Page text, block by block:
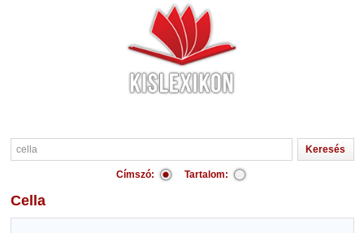
Címszó: Tartalom:
cella